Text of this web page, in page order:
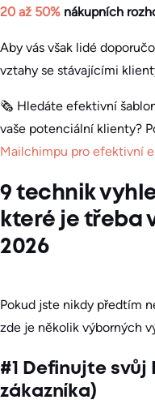
20 až 50% nákupních
Aby vás však lidé
vztahy se stávajícími
🗞️ Hledáte efektivní
vaše potenciální klienty?
Mailchimpu pro efektivní
9 technik
které je třeba
2026
Pokud jste nikdy předtím
zde je několik výborných
#1 Definujte svůj
zákazníka)